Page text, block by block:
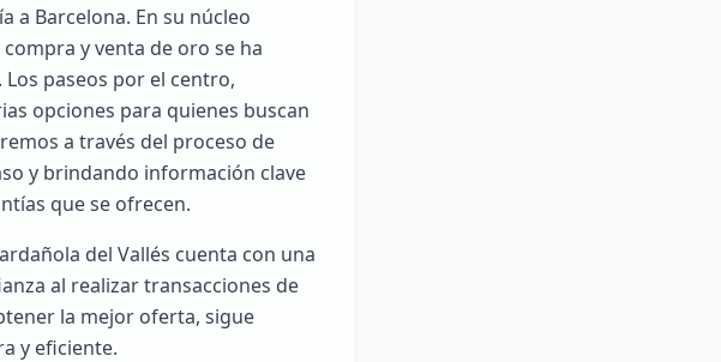
a Barcelona. En su núcleo
y venta de oro se ha
paseos por el centro,
opciones para quienes buscan
a través del proceso de
y brindando información clave
que se ofrecen.
del Vallés cuenta con una
al realizar transacciones de
la mejor oferta, sigue
y eficiente.